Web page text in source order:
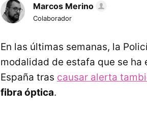
Marcos Merino
Colaborador
En las últimas semanas, la
modalidad de estafa que se
España tras causar alerta
fibra óptica.